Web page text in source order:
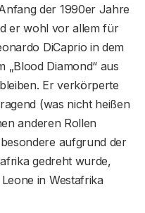
der 1990er Jahre
er wohl vor allem für
DiCaprio in dem
„Blood Diamond“ aus
Er verkörperte
(was nicht heißen
anderen Rollen
aufgrund der
gedreht wurde,
in Westafrika